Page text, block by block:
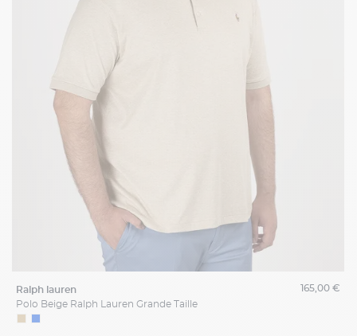
ralph lauren
Polo Beige Ralph Lauren Grande Taille
165,00 €